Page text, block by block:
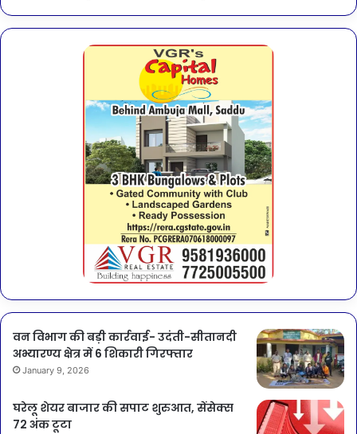
वन विभाग की बड़ी कार्रवाई- उदंती-सीतानदी
अभ्यारण्य क्षेत्र में 6 शिकारी गिरफ्तार
January 9, 2026
घरेलू शेयर बाजार की सपाट शुरुआत, सेंसेक्स
72 अंक टूटा